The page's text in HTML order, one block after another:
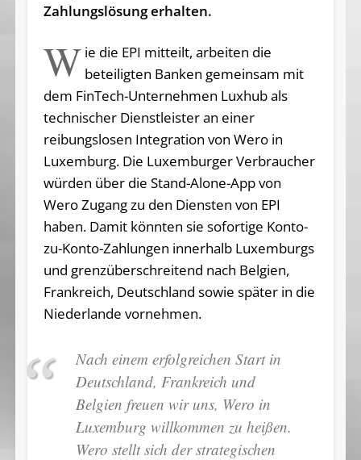
Zahlungslösung erhalten.
W ie die EPI mitteilt, arbeiten die
beteiligten Banken gemeinsam mit
dem FinTech-Unternehmen Luxhub als
technischer Dienstleister an einer
reibungslosen Integration von Wero in
Luxemburg. Die Luxemburger Verbraucher
würden über die Stand-Alone-App von
Wero Zugang zu den Diensten von EPI
haben. Damit könnten sie sofortige Konto-
zu-Konto-Zahlungen innerhalb Luxemburgs
und grenzüberschreitend nach Belgien,
Frankreich, Deutschland sowie später in die
Niederlande vornehmen.
Nach einem erfolgreichen Start in
Deutschland, Frankreich und
Belgien freuen wir uns, Wero in
Luxemburg willkommen zu heißen.
Wero stellt sich der strategischen